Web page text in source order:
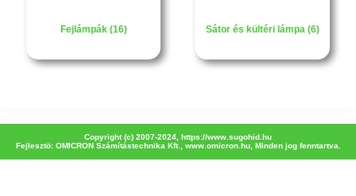
Fejlámpák (16) Sátor és kültéri lámpa (6)
Copyright (c) 2007-2024, https://www.sugohid.hu
Fejlesztö: OMICRON Számítástechnika Kft., www.omicron.hu, Minden jog fenntartva.